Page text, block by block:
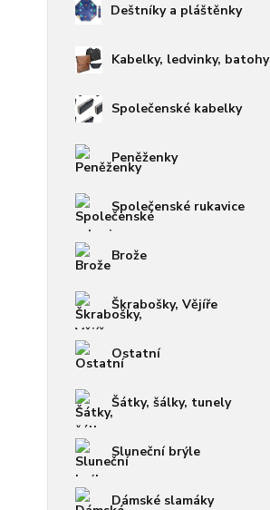
Deštníky a pláštěnky
Kabelky, ledvinky, batohy
Společenské kabelky
Peněženky
Společenské rukavice
Brože
Škrabošky, Vějíře
Ostatní
Šátky, šálky, tunely
Sluneční brýle
Dámské slamáky